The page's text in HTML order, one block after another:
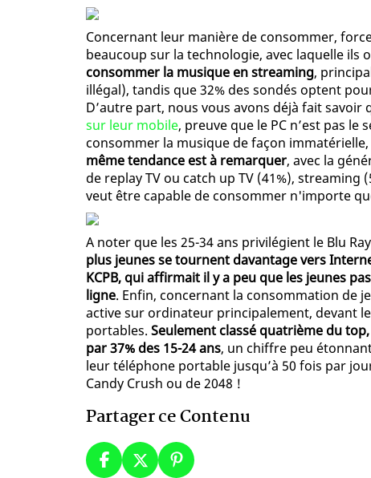
Concernant leur manière de consommer,
beaucoup sur la technologie, avec laquelle ils
consommer la musique en streaming,
illégal), tandis que 32% des sondés optent
D’autre part, nous vous avons déjà fait savoir
sur leur mobile, preuve que le PC n’est pas
consommer la musique de façon
même tendance est à remarquer, avec la
de replay TV ou catch up TV (41%), streaming
veut être capable de consommer n'importe
A noter que les 25-34 ans privilégient le Blu
plus jeunes se tournent davantage vers
KCPB, qui affirmait il y a peu que les jeunes
ligne. Enfin, concernant la consommation de
active sur ordinateur principalement, devant
portables. Seulement classé quatrième du
par 37% des 15-24 ans, un chiffre peu
leur téléphone portable jusqu’à 50 fois par
Candy Crush ou de 2048 !
Partager ce Contenu